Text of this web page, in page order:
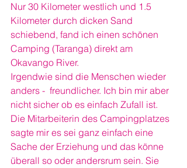
Nur 30 Kilometer westlich und 1.5
Kilometer durch dicken Sand
schiebend, fand ich einen schönen
Camping (Taranga) direkt am
Okavango River.
Irgendwie sind die Menschen wieder
anders -  freundlicher. Ich bin mir aber
nicht sicher ob es einfach Zufall ist.
Die Mitarbeiterin des Campingplatzes
sagte mir es sei ganz einfach eine
Sache der Erziehung und das könne
überall so oder andersrum sein. Sie